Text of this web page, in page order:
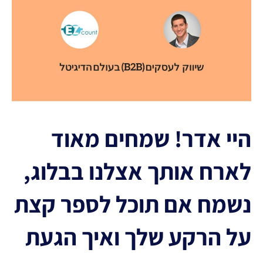
היי אדר! שמחים מאוד
לארח אותך אצלנו בבלוג,
נשמח אם תוכל לספר קצת
על הרקע שלך ואיך הגעת